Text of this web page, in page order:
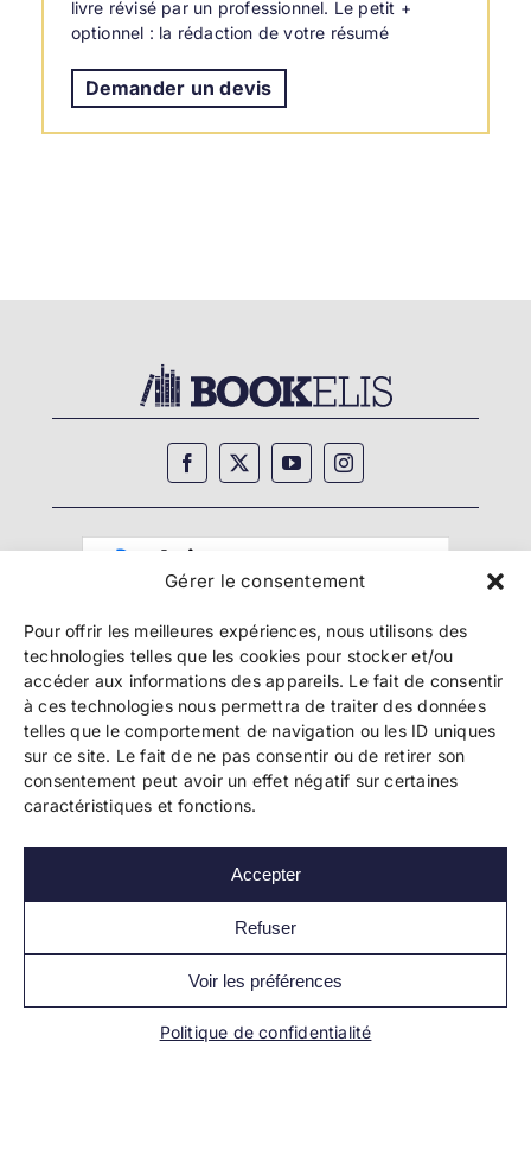
Gérer le consentement
Pour offrir les meilleures expériences, nous utilisons des
technologies telles que les cookies pour stocker et/ou
accéder aux informations des appareils. Le fait de consentir
à ces technologies nous permettra de traiter des données
telles que le comportement de navigation ou les ID uniques
sur ce site. Le fait de ne pas consentir ou de retirer son
consentement peut avoir un effet négatif sur certaines
caractéristiques et fonctions.
Accepter
Refuser
Voir les préférences
Politique de confidentialité
livre révisé par un professionnel. Le petit +
optionnel : la rédaction de votre résumé
Demander un devis
Copyright 2024 Bookelis –CGU–CGS–CGPPA–
Mentions légales–Politique de confidentialité–
Paiement et sécurité
Les liens essentiels